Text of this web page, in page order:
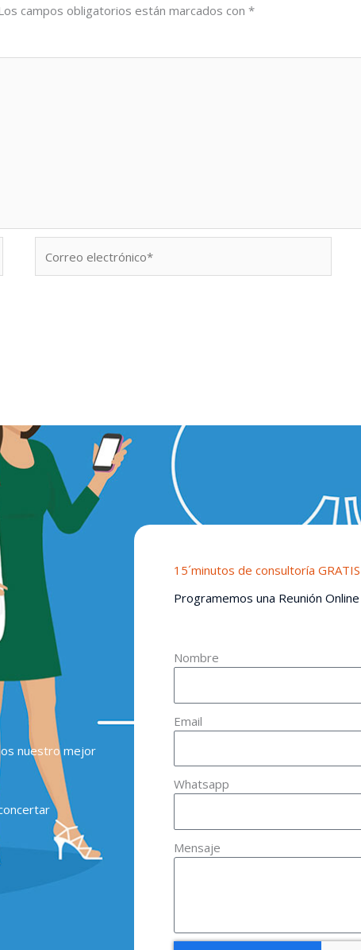
campos obligatorios están marcados con *
electrónico*
nuestro mejor
15´minutos de consultoría GRATIS
Programemos una Reunión Online
Nombre
Email
Whatsapp
Mensaje